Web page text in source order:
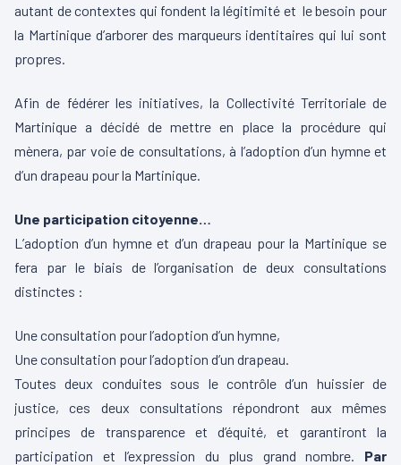
autant de contextes qui fondent la légitimité et le besoin pour
la Martinique d’arborer des marqueurs identitaires qui lui sont
propres.
Afin de fédérer les initiatives, la Collectivité Territoriale de
Martinique a décidé de mettre en place la procédure qui
mènera, par voie de consultations, à l’adoption d’un hymne et
d’un drapeau pour la Martinique.
Une participation citoyenne…
L’adoption d’un hymne et d’un drapeau pour la Martinique se
fera par le biais de l’organisation de deux consultations
distinctes :
Une consultation pour l’adoption d’un hymne,
Une consultation pour l’adoption d’un drapeau.
Toutes deux conduites sous le contrôle d’un huissier de
justice, ces deux consultations répondront aux mêmes
principes de transparence et d’équité, et garantiront la
participation et l’expression du plus grand nombre. Par